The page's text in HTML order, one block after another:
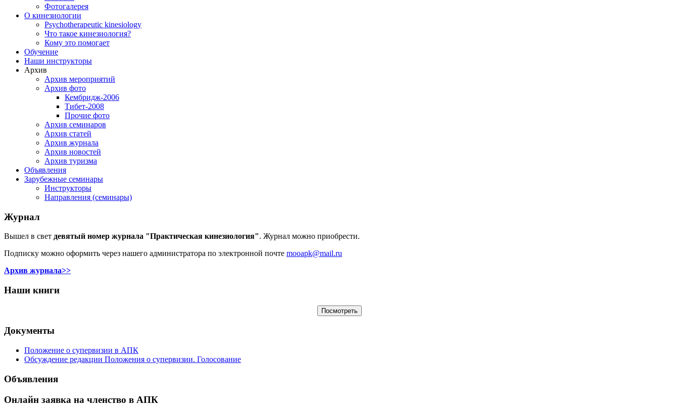
Фотогалерея
О кинезиологии
Psychotherapeutic kinesiology
Что такое кинезиология?
Кому это помогает
Обучение
Наши инструкторы
Архив
Архив мероприятий
Архив фото
Кембридж-2006
Тибет-2008
Прочие фото
Архив семинаров
Архив статей
Архив журнала
Архив новостей
Архив туризма
Объявления
Зарубежные семинары
Инструкторы
Направления (семинары)
Журнал
Вышел в свет девятый номер журнала "Практическая кинезиология". Журнал можно приобрести.
Подписку можно оформить через нашего администратора по электронной почте mooapk@mail.ru
Архив журнала>>
Наши книги
Документы
Положение о супервизии в АПК
Обсуждение редакции Положения о супервизии. Голосование
Объявления
Онлайн заявка на членство в АПК